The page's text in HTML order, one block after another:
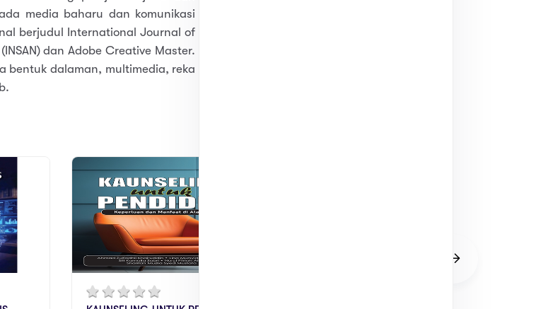
media baharu dan komunikasi
berjudul International Journal of
dan Adobe Creative Master.
bentuk dalaman, multimedia, reka